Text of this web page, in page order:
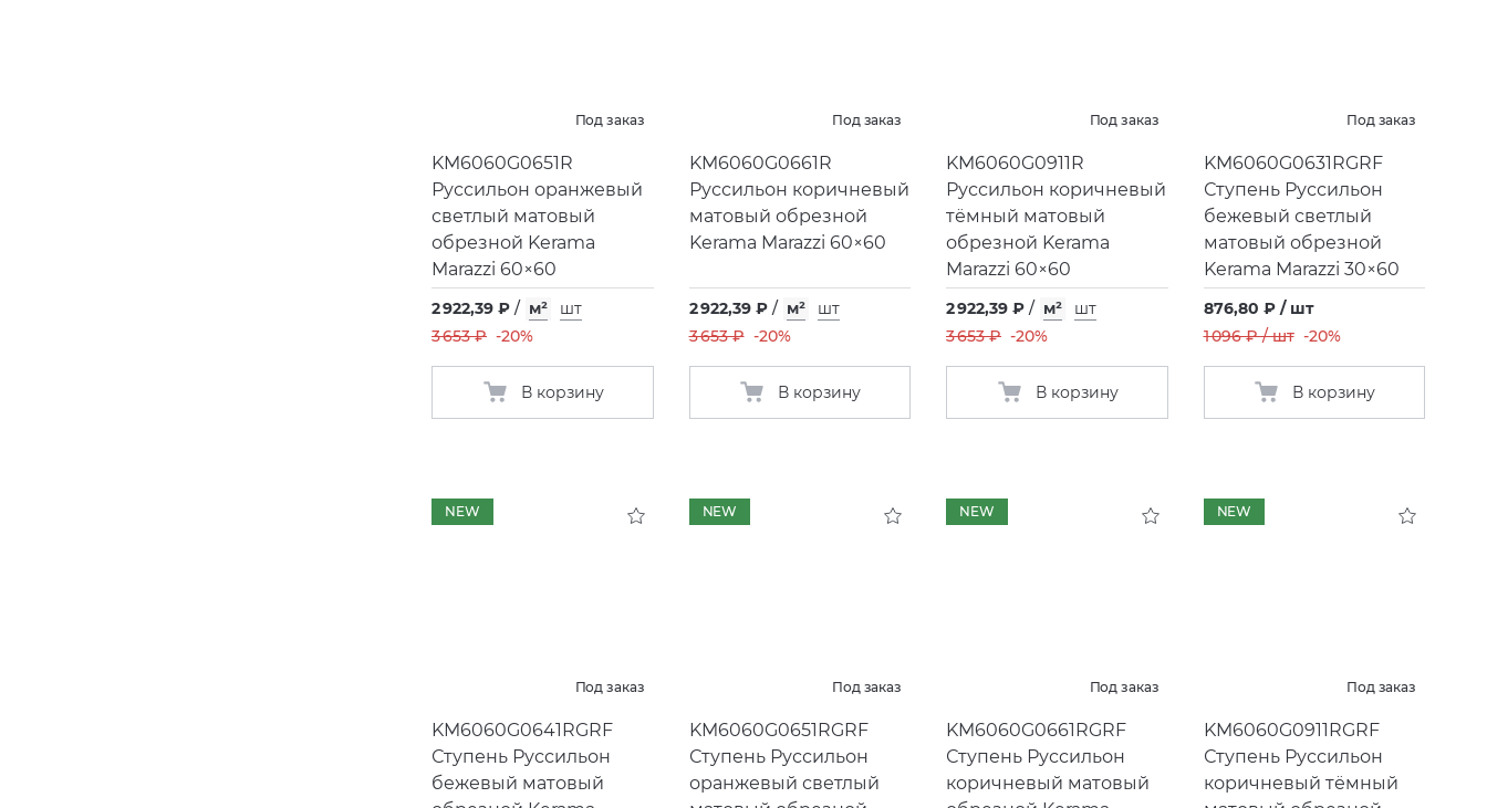
Под заказ
KM6060G0651R
Руссильон оранжевый
светлый матовый
обрезной Kerama
Marazzi 60×60
2 922,39 ₽ / м²
шт
3 653 ₽ -20%
В корзину
Под заказ
KM6060G0661R
Руссильон коричневый
матовый обрезной
Kerama Marazzi 60×60
2 922,39 ₽ / м²
шт
3 653 ₽ -20%
В корзину
Под заказ
KM6060G0911R
Руссильон коричневый
тёмный матовый
обрезной Kerama
Marazzi 60×60
2 922,39 ₽ / м²
шт
3 653 ₽ -20%
В корзину
Под заказ
KM6060G0631RGRF
Ступень Руссильон
бежевый светлый
матовый обрезной
Kerama Marazzi 30×60
876,80 ₽ / шт
1 096 ₽ / шт -20%
В корзину
NEW
Под заказ
KM6060G0641RGRF
Ступень Руссильон
бежевый матовый
NEW
Под заказ
KM6060G0651RGRF
Ступень Руссильон
оранжевый светлый
NEW
Под заказ
KM6060G0661RGRF
Ступень Руссильон
коричневый матовый
NEW
Под заказ
KM6060G0911RGRF
Ступень Руссильон
коричневый тёмный